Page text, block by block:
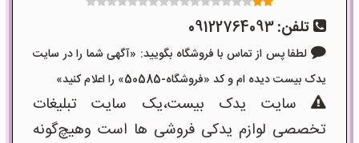
تلفن:09122764093
لطفا پس از تماس با فروشگاه بگویید: «آگهی شما را در سایت
یدک بیست دیده ام و کد «فروشگاه-50585» را اعلام کنید»
سایت یدک بیست،یک سایت تبلیغات
تخصصی لوازم یدکی فروشی ها است وهیچ‌گونه